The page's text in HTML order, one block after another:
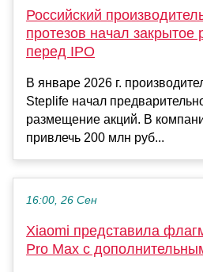
Российский
протезов начал
перед IPO
В январе 2026 г.
Steplife начал
размещение акций. В
привлечь 200 млн руб...
16:00, 26 Сен
Xiaomi представила
Pro Max с